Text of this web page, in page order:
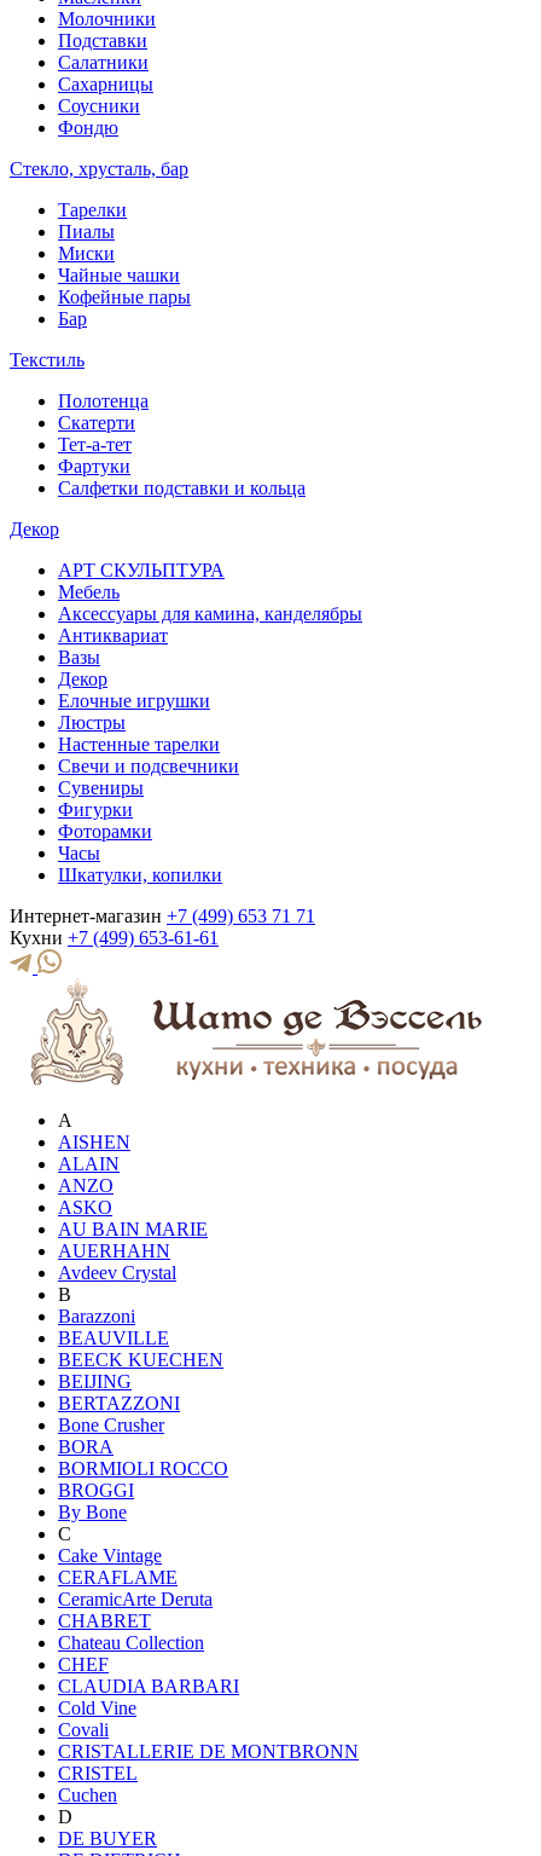
Молочники
Подставки
Салатники
Сахарницы
Соусники
Фондю
Стекло, хрусталь, бар
Тарелки
Пиалы
Миски
Чайные чашки
Кофейные пары
Бар
Текстиль
Полотенца
Скатерти
Тет-а-тет
Фартуки
Салфетки подставки и кольца
Декор
АРТ СКУЛЬПТУРА
Мебель
Аксессуары для камина, канделябры
Антиквариат
Вазы
Декор
Елочные игрушки
Люстры
Настенные тарелки
Свечи и подсвечники
Сувениры
Фигурки
Фоторамки
Часы
Шкатулки, копилки
Интернет-магазин +7 (499) 653 71 71
Кухни +7 (499) 653-61-61
A
AISHEN
ALAIN
ANZO
ASKO
AU BAIN MARIE
AUERHAHN
Avdeev Crystal
B
Barazzoni
BEAUVILLE
BEECK KUECHEN
BEIJING
BERTAZZONI
Bone Crusher
BORA
BORMIOLI ROCCO
BROGGI
By Bone
C
Cake Vintage
CERAFLAME
CeramicArte Deruta
CHABRET
Chateau Collection
CHEF
CLAUDIA BARBARI
Cold Vine
Covali
CRISTALLERIE DE MONTBRONN
CRISTEL
Cuchen
D
DE BUYER